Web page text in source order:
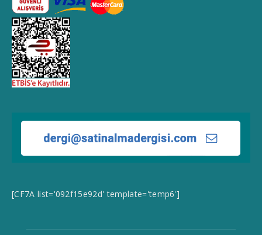
[CF7A list='092f15e92d' template='temp6']